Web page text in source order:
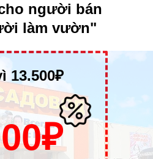
người bán
làm vườn"
13.500₽